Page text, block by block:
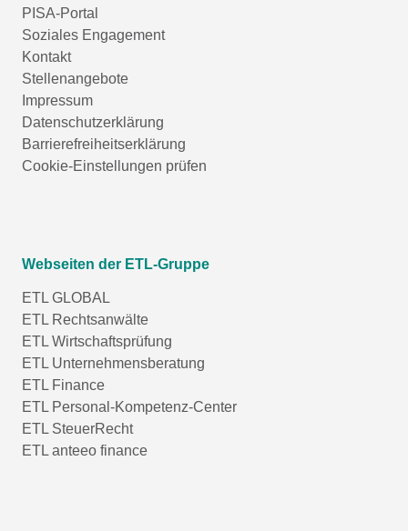
PISA-Portal
Soziales Engagement
Kontakt
Stellenangebote
Impressum
Datenschutzerklärung
Barrierefreiheitserklärung
Cookie-Einstellungen prüfen
Webseiten der ETL-Gruppe
ETL GLOBAL
ETL Rechtsanwälte
ETL Wirtschaftsprüfung
ETL Unternehmensberatung
ETL Finance
ETL Personal-Kompetenz-Center
ETL SteuerRecht
ETL anteeo finance